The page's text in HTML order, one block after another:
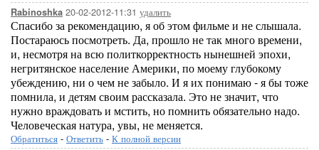
Rabinoshka 20-02-2012-11:31 удалить
Спасибо за рекомендацию, я об этом фильме и не слышала.
Постараюсь посмотреть. Да, прошло не так много времени,
и, несмотря на всю политкорректность нынешней эпохи,
негритянское население Америки, по моему глубокому
убеждению, ни о чем не забыло. И я их понимаю - я бы тоже
помнила, и детям своим рассказала. Это не значит, что
нужно враждовать и мстить, но помнить обязательно надо.
Человеческая натура, увы, не меняется.
Обратиться - Ответить - К полной версии